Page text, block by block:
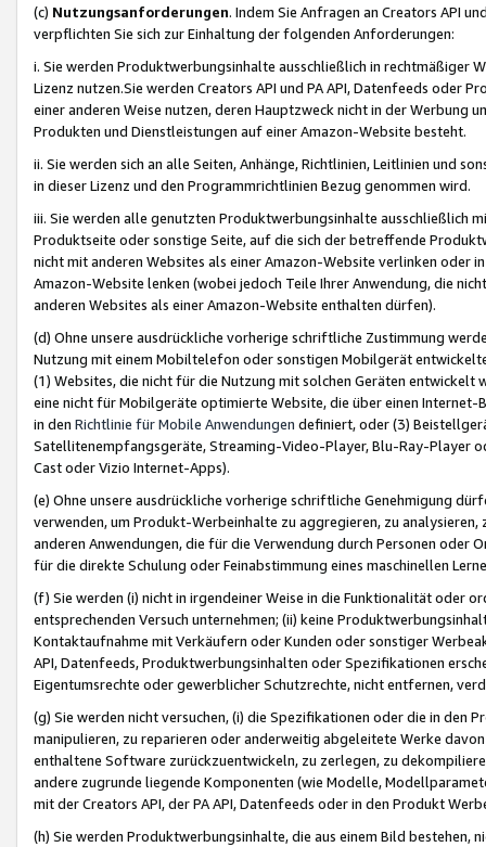
(c) Nutzungsanforderungen. Indem Sie Anfragen an Creators API
verpflichten Sie sich zur Einhaltung der folgenden Anforderungen:
i. Sie werden Produktwerbungsinhalte ausschließlich in rechtmäßiger
Lizenz nutzen.Sie werden Creators API und PA API, Datenfeeds oder
einer anderen Weise nutzen, deren Hauptzweck nicht in der Werbung
Produkten und Dienstleistungen auf einer Amazon-Website besteht.
ii. Sie werden sich an alle Seiten, Anhänge, Richtlinien, Leitlinien und
in dieser Lizenz und den Programmrichtlinien Bezug genommen wird.
iii. Sie werden alle genutzten Produktwerbungsinhalte ausschließlich
Produktseite oder sonstige Seite, auf die sich der betreffende
nicht mit anderen Websites als einer Amazon-Website verlinken oder
Amazon-Website lenken (wobei jedoch Teile Ihrer Anwendung, die
anderen Websites als einer Amazon-Website enthalten dürfen).
(d) Ohne unsere ausdrückliche vorherige schriftliche Zustimmung
Nutzung mit einem Mobiltelefon oder sonstigen Mobilgerät
(1) Websites, die nicht für die Nutzung mit solchen Geräten
eine nicht für Mobilgeräte optimierte Website, die über einen
in den Richtlinie für Mobile Anwendungen definiert, oder (3)
Satellitenempfangsgeräte, Streaming-Video-Player, Blu-Ray-Player
Cast oder Vizio Internet-Apps).
(e) Ohne unsere ausdrückliche vorherige schriftliche Genehmigung
verwenden, um Produkt-Werbeinhalte zu aggregieren, zu
anderen Anwendungen, die für die Verwendung durch Personen
für die direkte Schulung oder Feinabstimmung eines maschinellen
(f) Sie werden (i) nicht in irgendeiner Weise in die Funktionalität oder
entsprechenden Versuch unternehmen; (ii) keine
Kontaktaufnahme mit Verkäufern oder Kunden oder sonstiger
API, Datenfeeds, Produktwerbungsinhalten oder Spezifikationen
Eigentumsrechte oder gewerblicher Schutzrechte, nicht entfernen,
(g) Sie werden nicht versuchen, (i) die Spezifikationen oder die in
manipulieren, zu reparieren oder anderweitig abgeleitete Werke
enthaltene Software zurückzuentwickeln, zu zerlegen, zu
andere zugrunde liegende Komponenten (wie Modelle,
mit der Creators API, der PA API, Datenfeeds oder in den Produkt
(h) Sie werden Produktwerbungsinhalte, die aus einem Bild bestehen,